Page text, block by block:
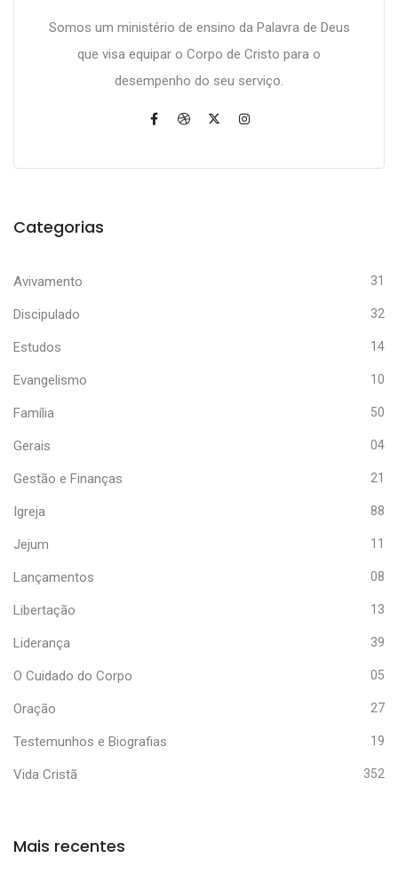
Somos um ministério de ensino da Palavra de Deus
que visa equipar o Corpo de Cristo para o
desempenho do seu serviço.
Categorias
Avivamento 31
Discipulado 32
Estudos 14
Evangelismo 10
Família 50
Gerais 04
Gestão e Finanças 21
Igreja 88
Jejum 11
Lançamentos 08
Libertação 13
Liderança 39
O Cuidado do Corpo 05
Oração 27
Testemunhos e Biografias 19
Vida Cristã 352
Mais recentes